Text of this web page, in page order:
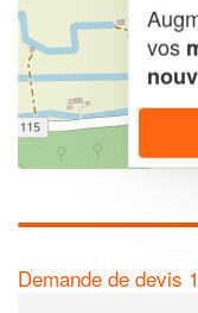
Leaflet
Demande de devis
vos